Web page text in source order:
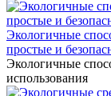
Экологичные
простые и
Экологичные
использования